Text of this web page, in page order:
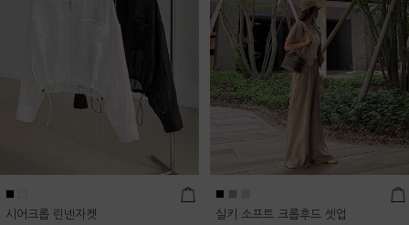
시어크롭 린넨자켓 실키 소프트 크롭후드 셋업